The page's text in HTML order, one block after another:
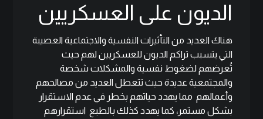
الديون على العسكريين
هناك العديد من التأثيرات النفسية والاجتماعية العصيبة
التي يتسبب تراكم الديون للعسكريين لهم حيث
تُعرضهم لضغوط نفسية والمشكلات شخصة
والمجتمعية عديدة حيث تتعطل العديد من مصالحهم
وأعمالهم مما يهدد حياتهم بخطر في عدم الاستقرار
بشكل مستمر، كما يهدد كذلك بالطبع استقرارهم